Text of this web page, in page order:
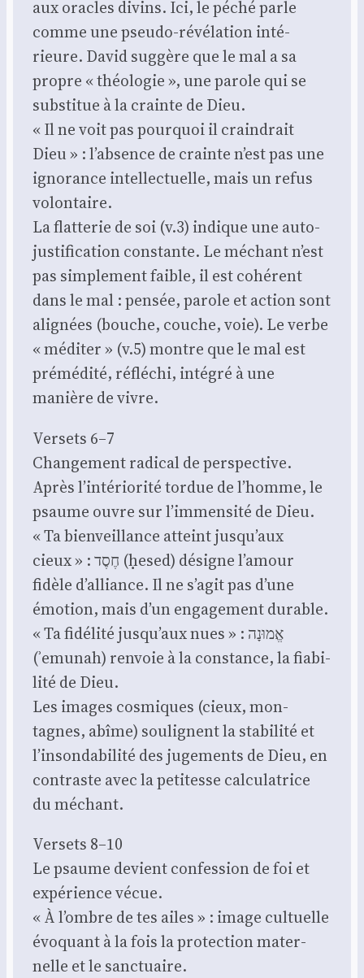
aux oracles divins. Ici, le péché parle
comme une pseu­do-révé­la­tion inté­
rieure. David sug­gère que le mal a sa
propre « théo­lo­gie », une parole qui se
sub­sti­tue à la crainte de Dieu.
« Il ne voit pas pour­quoi il crain­drait
Dieu » : l’absence de crainte n’est pas une
igno­rance intel­lec­tuelle, mais un refus
volon­taire.
La flat­te­rie de soi (v.3) indique une auto-
jus­ti­fi­ca­tion constante. Le méchant n’est
pas sim­ple­ment faible, il est cohé­rent
dans le mal : pen­sée, parole et action sont
ali­gnées (bouche, couche, voie). Le verbe
« médi­ter » (v.5) montre que le mal est
pré­mé­di­té, réflé­chi, inté­gré à une
manière de vivre.
Ver­sets 6–7
Chan­ge­ment radi­cal de pers­pec­tive.
Après l’intériorité tor­due de l’homme, le
psaume ouvre sur l’immensité de Dieu.
« Ta bien­veillance atteint jusqu’aux
cieux » : חֶסֶד (ḥesed) désigne l’amour
fidèle d’alliance. Il ne s’agit pas d’une
émo­tion, mais d’un enga­ge­ment durable.
« Ta fidé­li­té jusqu’aux nues » : אֱמוּנָה
(ʾemu­nah) ren­voie à la constance, la fia­bi­
li­té de Dieu.
Les images cos­miques (cieux, mon­
tagnes, abîme) sou­lignent la sta­bi­li­té et
l’insondabilité des juge­ments de Dieu, en
contraste avec la peti­tesse cal­cu­la­trice
du méchant.
Ver­sets 8–10
Le psaume devient confes­sion de foi et
expé­rience vécue.
« À l’ombre de tes ailes » : image cultuelle
évo­quant à la fois la pro­tec­tion mater­
nelle et le sanc­tuaire.